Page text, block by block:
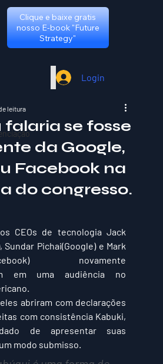
Clique e baixe gratis
nosso E-book "Future
Strategy"
Login
falaria se fosse
da Google,
Facebook na
do congresso.
leitura
de 5 estrelas.
CEOs de tecnologia Jack
Sundar Pichai(Google) e Mark
novamente
em uma audiência no
abriram com declarações
com consistência Kabuki,
de apresentar suas
modo submisso.